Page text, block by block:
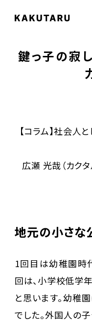
鍵っ子の寂
【コラム】社会人
広瀬 光哉（カク
地元の小さな
1回目は幼稚園時
回は、小学校低学
と思います。幼稚
でした。外国人の